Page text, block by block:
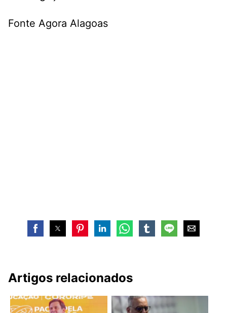
Fonte Agora Alagoas
Artigos relacionados